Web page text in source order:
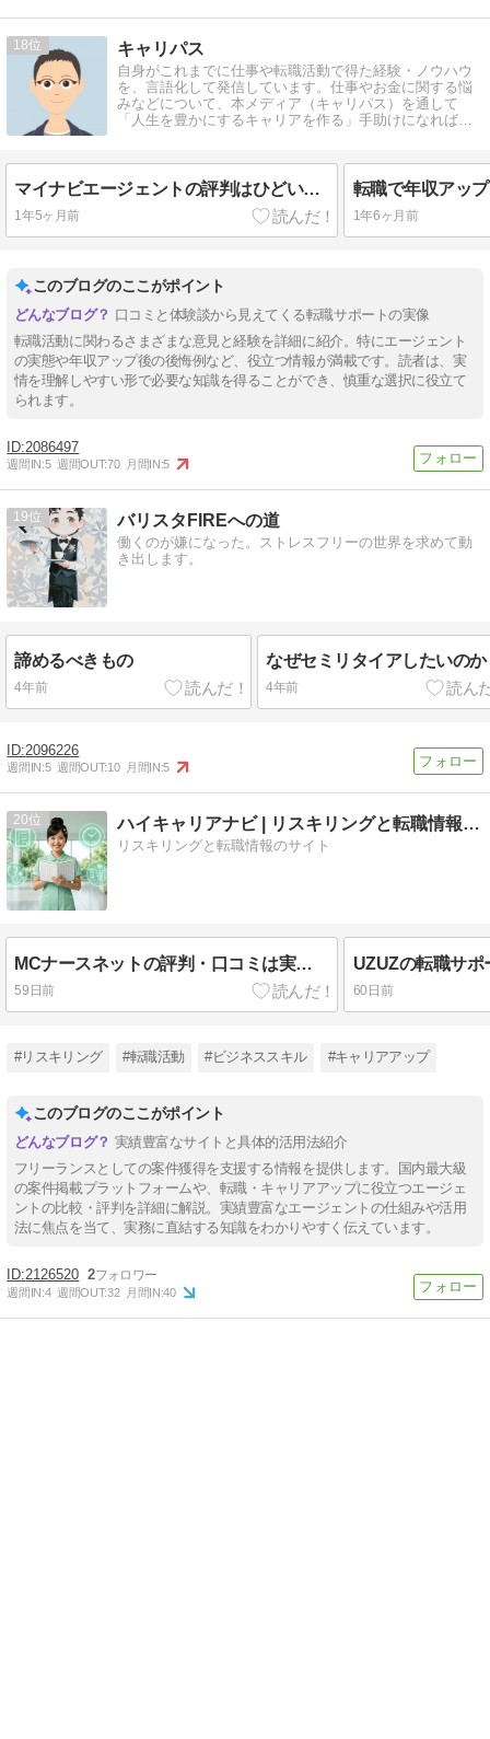
18 キャリパス
自身がこれまでに仕事や転職活動で得た経験・ノウハウ
を、言語化して発信しています。仕事やお金に関する悩
みなどについて、本メディア（キャリパス）を通して
「人生を豊かにするキャリアを作る」手助けになれば嬉
マイナビエージェントの評判はひどい？断られた・連絡こないの口コミや体験談を調査
1年5ヶ月前 1年6ヶ月前
このブログのここがポイント
口コミと体験談から見えてくる転職サポートの実像
転職活動に関わるさまざまな意見と経験を詳細に紹介。特にエージェント
の実態や年収アップ後の後悔例など、役立つ情報が満載です。読者は、実
情を理解しやすい形で必要な知識を得ることができ、慎重な選択に役立て
られます。
2086497
週間IN:5 週間OUT:70 月間IN:5
19 バリスタFIREへの道
働くのが嫌になった。ストレスフリーの世界を求めて動
き出します。
諦めるべきもの
4年前
なぜセミリタイアしたいのか
4年前
2096226
週間IN:5 週間OUT:10 月間IN:5
20 ハイキャリアナビ | リスキリングと転職情報のサイト
リスキリングと転職情報のサイト
MCナースネットの評判・口コミは実際どう？単発・派遣に強い特徴と向いている人を徹底解説
59日前 60日前
#リスキリング #転職活動 #ビジネススキル #キャリアアップ
このブログのここがポイント
実績豊富なサイトと具体的活用法紹介
フリーランスとしての案件獲得を支援する情報を提供します。国内最大級
の案件掲載プラットフォームや、転職・キャリアアップに役立つエージェ
ントの比較・評判を詳細に解説。実績豊富なエージェントの仕組みや活用
法に焦点を当て、実務に直結する知識をわかりやすく伝えています。
2126520 2
週間IN:4 週間OUT:32 月間IN:40